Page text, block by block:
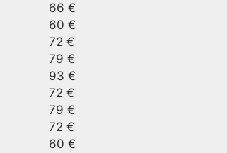
66 €
60 €
72 €
79 €
93 €
72 €
79 €
72 €
60 €